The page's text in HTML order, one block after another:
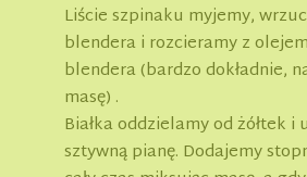
Liście szpinaku myjemy,
blendera i rozcieramy z
blendera (bardzo dokładnie,
masę) .
Białka oddzielamy od żółtek i
sztywną pianę. Dodajemy